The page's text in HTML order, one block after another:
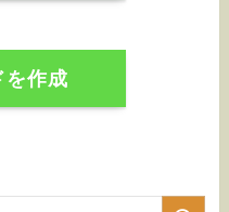
を作成